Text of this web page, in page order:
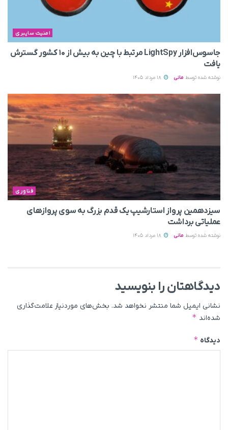
امنیت سایبری
جاسوس‌افزار LightSpy مرتبط با چین به بیش از ۱۰ کشور گسترش
یافت
نوشته شده توسط مانی
فناوری
سیزدهمین پرواز استارشیپ یک قدم بزرگ به سوی پروازهای
عملیاتی برداشت
نوشته شده توسط مانی
دیدگاهتان را بنویسید
نشانی ایمیل شما منتشر نخواهد شد. بخش‌های موردنیاز علامت‌گذاری
شده‌اند *
دیدگاه *